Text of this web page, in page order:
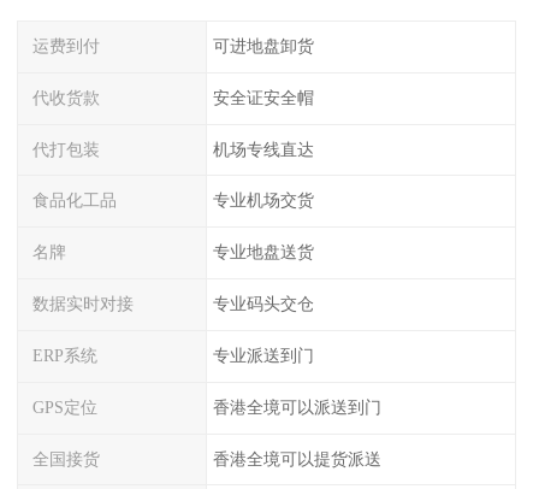
运费到付 可进地盘卸货
代收货款 安全证安全帽
代打包装 机场专线直达
食品化工品 专业机场交货
名牌 专业地盘送货
数据实时对接 专业码头交仓
ERP系统 专业派送到门
GPS定位 香港全境可以派送到门
全国接货 香港全境可以提货派送